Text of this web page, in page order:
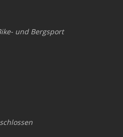
und Bergsport